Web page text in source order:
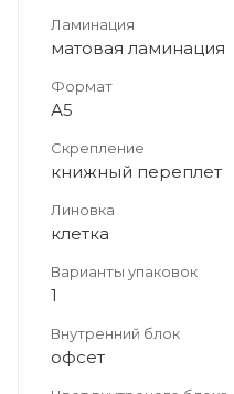
Ламинация
матовая ламинация
Формат
А5
Скрепление
книжный переплет
Линовка
клетка
Варианты упаковок
1
Внутренний блок
офсет